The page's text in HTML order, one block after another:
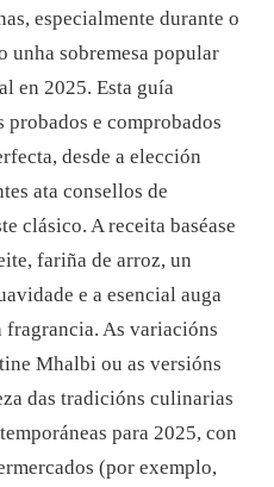
COMPLETA
DOMINAR
SOBREMESA
TRADICIONAL
EN
2025
especialmente durante o
unha sobremesa popular
en 2025. Esta guía
probados e comprobados
desde a elección
ata consellos de
clásico. A receita baséase
fariña de arroz, un
e a esencial auga
As variacións
Mhalbi ou as versións
das tradicións culinarias
para 2025, con
(por exemplo,